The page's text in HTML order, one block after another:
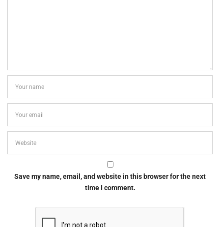
Save my name, email, and website in this browser for the next
time I comment.